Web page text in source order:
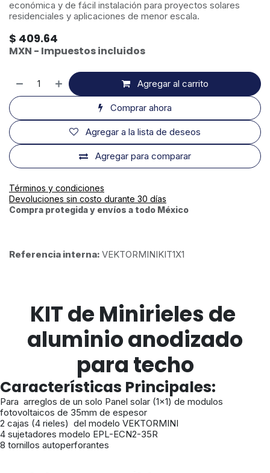
económica y de fácil instalación para proyectos solares
residenciales y aplicaciones de menor escala.
$ 409.64
MXN - Impuestos incluidos
Agregar al carrito
Comprar ahora
Agregar para comparar
Agregar a la lista de deseos
Términos y condiciones
Devoluciones sin costo durante 30 días
Compra protegida y envíos a todo México
Referencia interna: VEKTORMINIKIT1X1
KIT de Minirieles de
aluminio anodizado
para techo
Características Principales:
Para arreglos de un solo Panel solar (1x1) de modulos
fotovoltaicos de 35mm de espesor
2 cajas (4 rieles) del modelo VEKTORMINI
4 sujetadores modelo EPL-ECN2-35R
8 tornillos autoperforantes